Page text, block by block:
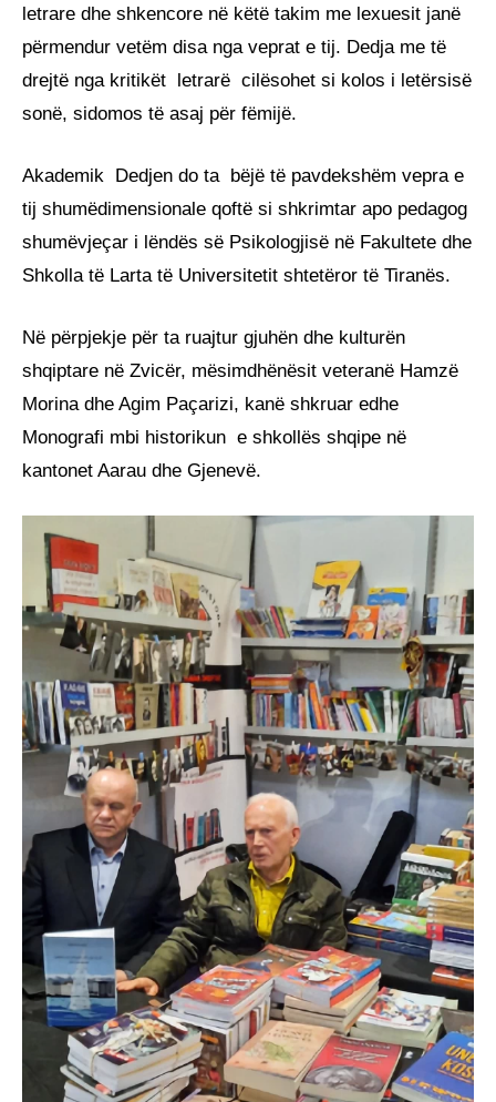
letrare dhe shkencore në këtë takim me lexuesit janë
përmendur vetëm disa nga veprat e tij. Dedja me të
drejtë nga kritikët letrarë cilësohet si kolos i letërsisë
sonë, sidomos të asaj për fëmijë.
Akademik Dedjen do ta bëjë të pavdekshëm vepra e
tij shumëdimensionale qoftë si shkrimtar apo pedagog
shumëvjeçar i lëndës së Psikologjisë në Fakultete dhe
Shkolla të Larta të Universitetit shtetëror të Tiranës.
Në përpjekje për ta ruajtur gjuhën dhe kulturën
shqiptare në Zvicër, mësimdhënësit veteranë Hamzë
Morina dhe Agim Paçarizi, kanë shkruar edhe
Monografi mbi historikun e shkollës shqipe në
kantonet Aarau dhe Gjenevë.